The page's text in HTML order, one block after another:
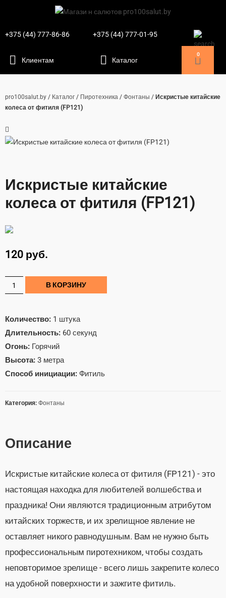
+375 (44) 777-86-86 +375 (44) 777-01-95
0
pro100salut.by / Каталог / Пиротехника / Фонтаны / Искристые китайские
колеса от фитиля (FP121)
Искристые китайские
колеса от фитиля (FP121)
120 руб.
В КОРЗИНУ
Количество: 1 штука
Длительность: 60 секунд
Огонь: Горячий
Высота: 3 метра
Способ инициации: Фитиль
Категория: Фонтаны
Описание
Искристые китайские колеса от фитиля (FP121) - это
настоящая находка для любителей волшебства и
праздника! Они являются традиционным атрибутом
китайских торжеств, и их зрелищное явление не
оставляет никого равнодушным. Вам не нужно быть
профессиональным пиротехником, чтобы создать
неповторимое зрелище - всего лишь закрепите колесо
на удобной поверхности и зажгите фитиль.